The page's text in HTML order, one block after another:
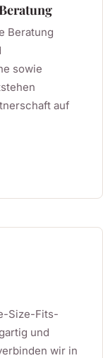
Beratung
sowie
auf
Size-Fits-
und
wir in